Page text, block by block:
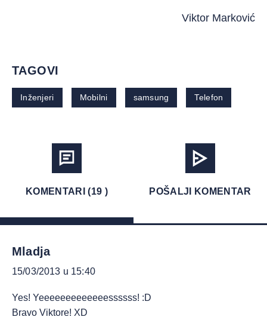
Viktor Marković
TAGOVI
Inženjeri Mobilni samsung Telefon
KOMENTARI (19 ) POŠALJI KOMENTAR
Mladja
15/03/2013 u 15:40
Yes! Yeeeeeeeeeeeeessssss! :D
Bravo Viktore! XD